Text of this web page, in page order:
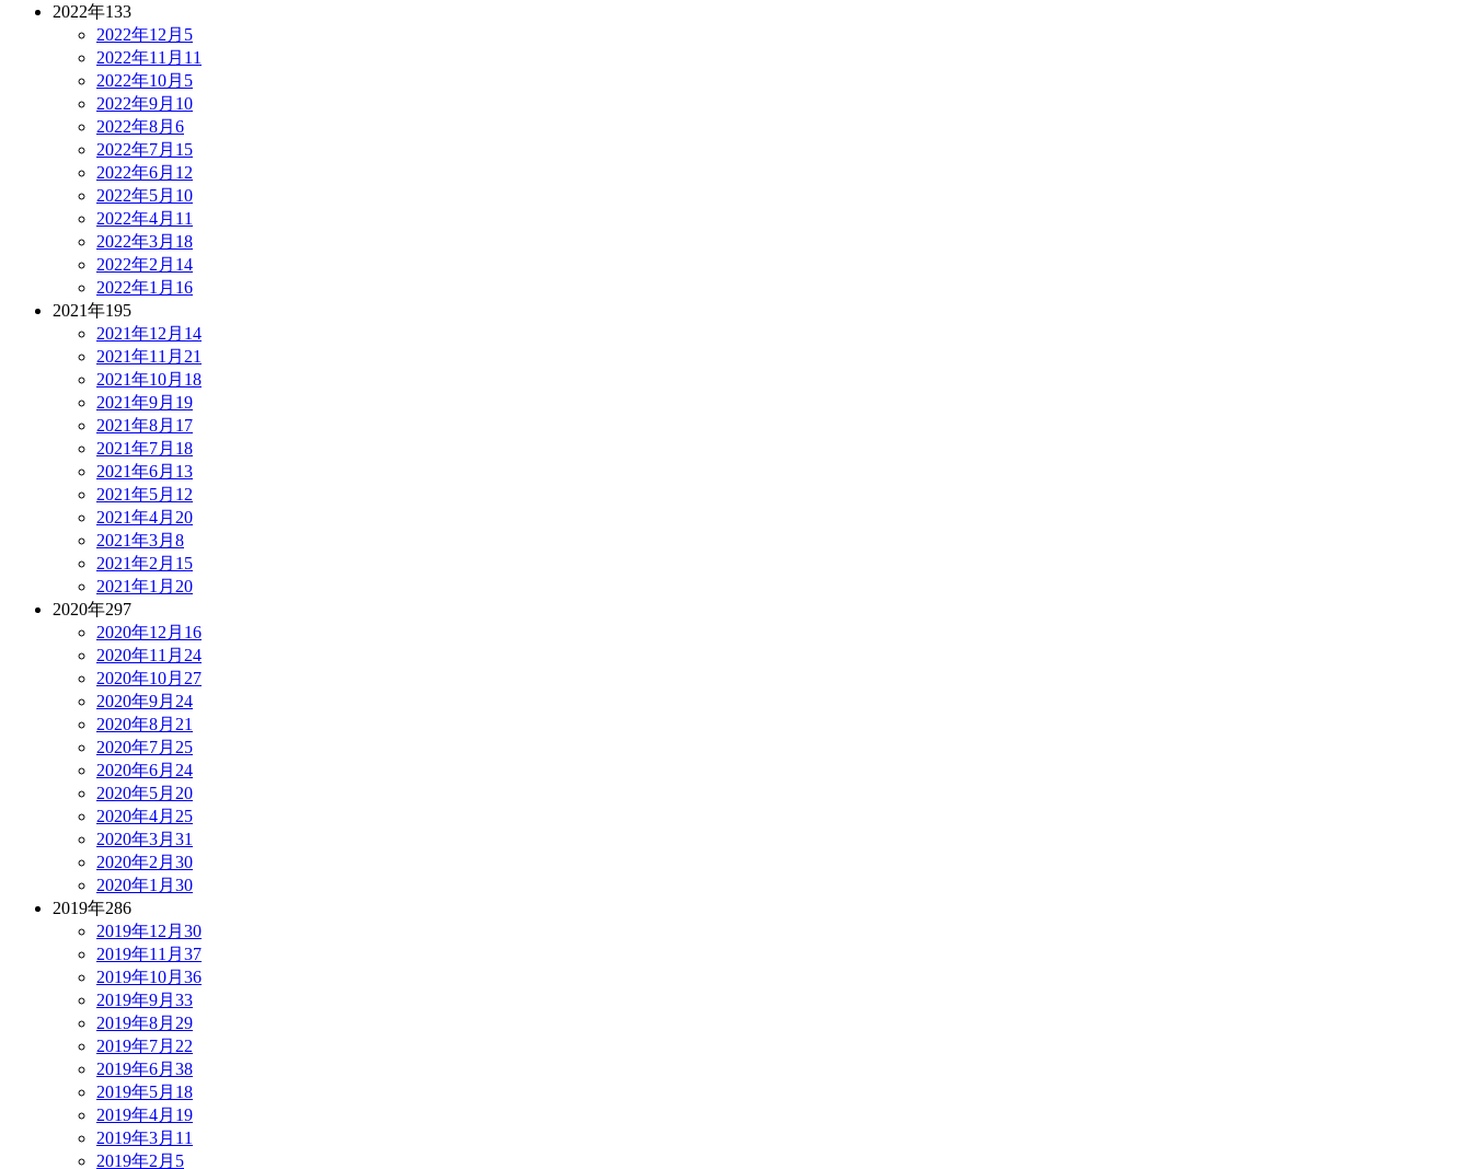
2022年133
2022年12月 5
2022年11月 11
2022年10月 5
2022年9月 10
2022年8月 6
2022年7月 15
2022年6月 12
2022年5月 10
2022年4月 11
2022年3月 18
2022年2月 14
2022年1月 16
2021年195
2021年12月 14
2021年11月 21
2021年10月 18
2021年9月 19
2021年8月 17
2021年7月 18
2021年6月 13
2021年5月 12
2021年4月 20
2021年3月 8
2021年2月 15
2021年1月 20
2020年297
2020年12月 16
2020年11月 24
2020年10月 27
2020年9月 24
2020年8月 21
2020年7月 25
2020年6月 24
2020年5月 20
2020年4月 25
2020年3月 31
2020年2月 30
2020年1月 30
2019年286
2019年12月 30
2019年11月 37
2019年10月 36
2019年9月 33
2019年8月 29
2019年7月 22
2019年6月 38
2019年5月 18
2019年4月 19
2019年3月 11
2019年2月 5